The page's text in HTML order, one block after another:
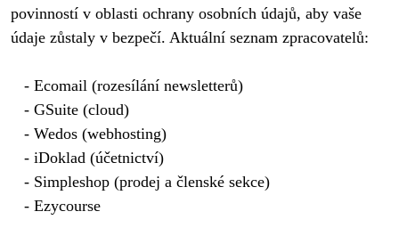
povinností v oblasti ochrany osobních údajů, aby vaše
údaje zůstaly v bezpečí. Aktuální seznam zpracovatelů:
   - Simpleshop (prodej a členské sekce)